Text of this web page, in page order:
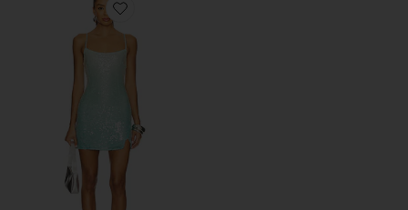
Favorite Solene Mini Dress